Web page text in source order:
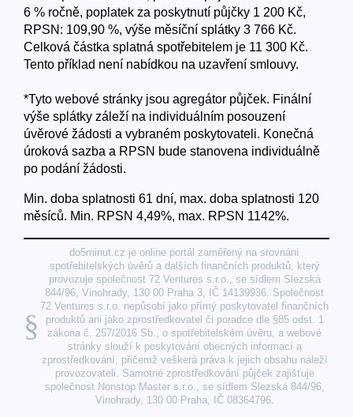
6 % ročně, poplatek za poskytnutí půjčky 1 200 Kč,
RPSN: 109,90 %, výše měsíční splátky 3 766 Kč.
Celková částka splatná spotřebitelem je 11 300 Kč.
Tento příklad není nabídkou na uzavření smlouvy.
*Tyto webové stránky jsou agregátor půjček. Finální
výše splátky záleží na individuálním posouzení
úvěrové žádosti a vybraném poskytovateli. Konečná
úroková sazba a RPSN bude stanovena individuálně
po podání žádosti.
Min. doba splatnosti 61 dní, max. doba splatnosti 120
měsíců. Min. RPSN 4,49%, max. RPSN 1142%.
§
do5minut.cz je online portál zaměřený na srovnání
spotřebitelských úvěrů a dalších finančních produktů, který
provozuje společnost 72 Ventures s.r.o., se sídlem Slezská
844/96, Vinohrady, 130 00 Praha 3, IČ 14139936. Společnost
72 Ventures s.r.o. nepůsobí jako přímý poskytovatel finančních
produktů ani jako zprostředkovatel či poradce dle §85 odst. 1
zákona č. 257/2016 Sb., o spotřebitelském úvěru, a webové
stránky slouží k poskytování obecných informací a
zprostředkování, přičemž veškerá práva k jejich obsahu náleží
provozovateli. Samotné zprostředkování půjček zajišťuje
společnost Nonstop Master s.r.o., se sídlem Slezská 844/96,
Vinohrady, 130 00 Praha, IČ 08364796.